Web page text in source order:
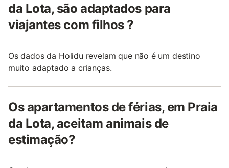
da Lota, são adaptados para
viajantes com filhos ?
Os dados da Holidu revelam que não é um destino
muito adaptado a crianças.
Os apartamentos de férias, em Praia
da Lota, aceitam animais de
estimação?